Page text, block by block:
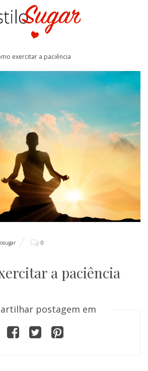
exercitar a paciência
0
a paciência
postagem em